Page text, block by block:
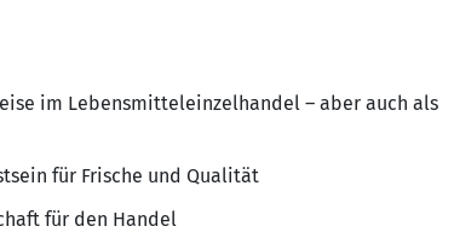
im Lebensmitteleinzelhandel – aber auch als
für Frische und Qualität
für den Handel